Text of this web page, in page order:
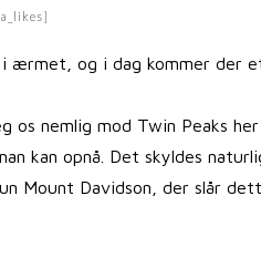
ærmet, og i dag kommer der
os nemlig mod Twin Peaks
kan opnå. Det skyldes
Mount Davidson, der slår